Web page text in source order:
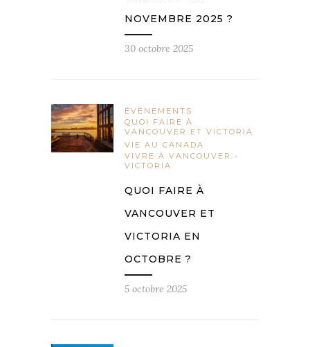
NOVEMBRE 2025 ?
30 octobre 2025
ÉVÈNEMENTS
QUOI FAIRE À
VANCOUVER ET VICTORIA
VIE AU CANADA
VIVRE À VANCOUVER -
VICTORIA
QUOI FAIRE À
VANCOUVER ET
VICTORIA EN
OCTOBRE ?
5 octobre 2025